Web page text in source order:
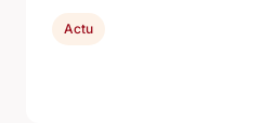
Actu